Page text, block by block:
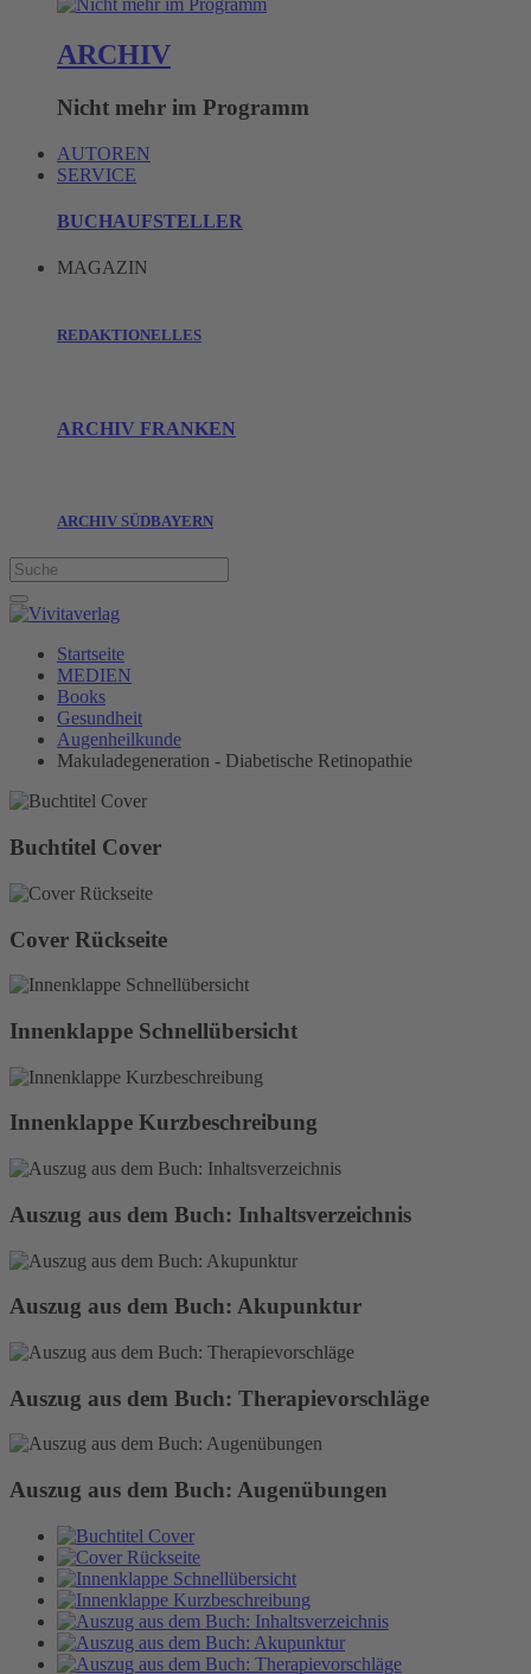
ARCHIV
Nicht mehr im Programm
AUTOREN
SERVICE
BUCHAUFSTELLER
MAGAZIN
REDAKTIONELLES
ARCHIV FRANKEN
ARCHIV SÜDBAYERN
Startseite
MEDIEN
Books
Gesundheit
Augenheilkunde
Makuladegeneration - Diabetische Retinopathie
Buchtitel Cover
Cover Rückseite
Innenklappe Schnellübersicht
Innenklappe Kurzbeschreibung
Auszug aus dem Buch: Inhaltsverzeichnis
Auszug aus dem Buch: Akupunktur
Auszug aus dem Buch: Therapievorschläge
Auszug aus dem Buch: Augenübungen